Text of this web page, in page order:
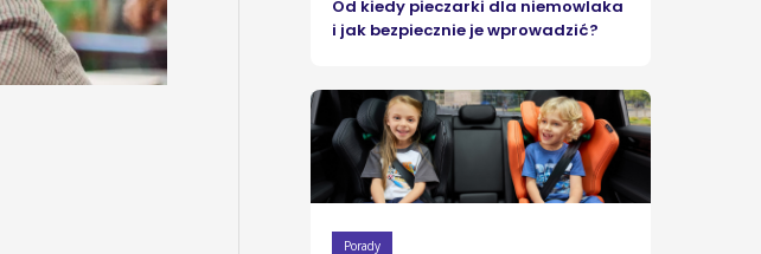
Od kiedy pieczarki dla niemowlaka
i jak bezpiecznie je wprowadzić?
Porady